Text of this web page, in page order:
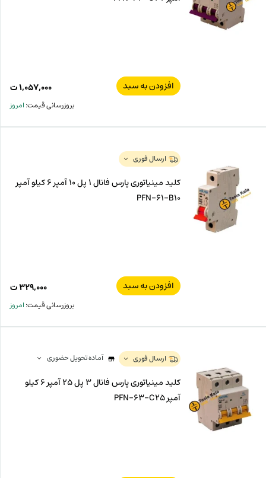
افزودن به سبد ۱,۰۵۷,۰۰۰ت
بروزرسانی قیمت:امروز
ارسال فوری
کلید مینیاتوری پارس فانال 1 پل 10 آمپر 6 کیلو آمپر
PFN-61-B10
افزودن به سبد ۳۲۹,۰۰۰ت
بروزرسانی قیمت:امروز
ارسال فوری آماده تحویل حضوری
کلید مینیاتوری پارس فانال 3 پل 25 آمپر 6 کیلو
آمپر PFN-63-C25